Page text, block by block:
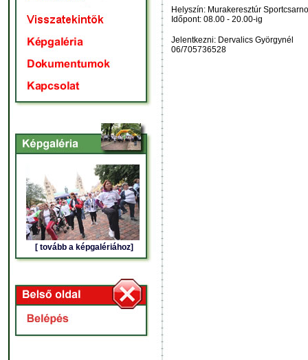
[ tovább a képgalériához]
Helyszín: Murakeresztúr
Időpont: 08.00 - 20.00-ig
Jelentkezni: Dervalics Györgynél
06/705736528